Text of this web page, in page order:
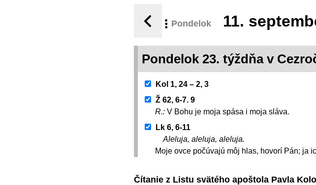
Pondelok 11.
Pondelok 23. týždňa v
Kol 1, 24 – 2, 3
Ž 62, 6-7. 9
R.: V Bohu je moja spása i moja sláva.
Lk 6, 6-11
Aleluja, aleluja, aleluja.
Moje ovce počúvajú môj hlas, hovorí Pán; ja
Čítanie z Listu svätého apoštola Pavla